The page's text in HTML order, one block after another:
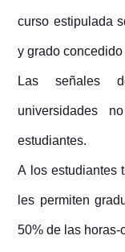
curso estipulada
y grado
Las señales
universidades
estudiantes.
A los estudiantes
les permiten
50% de las horas-